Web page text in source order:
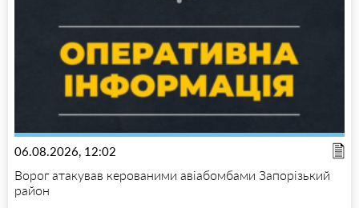
06.08.2026, 12:02
Ворог атакував керованими авіабомбами Запорізький
район